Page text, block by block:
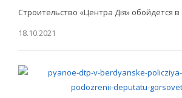
Строительство «Центра Дія» обойдется
18.10.2021